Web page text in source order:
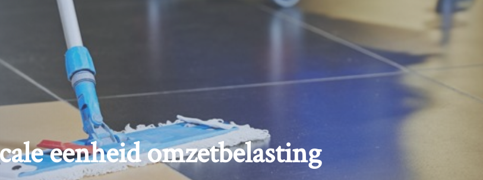
eenheid omzetbelasting